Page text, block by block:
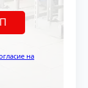
на